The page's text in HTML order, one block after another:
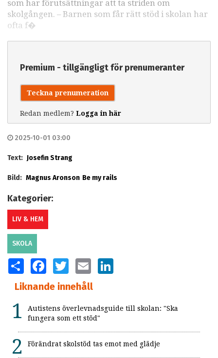
som har förutsättningar att ta striden om
skolgången. – Barnen som får rätt stöd i skolan har
ofta f�
Premium - tillgängligt för prenumeranter
Teckna prenumeration
Redan medlem? Logga in här
2025-10-01 03:00
Text: Josefin Strang
Bild: Magnus Aronson Be my rails
Kategorier:
LIV & HEM
SKOLA
SHARE FACEBOOKTWITTER EMAIL
Liknande innehåll
Autistens överlevnadsguide till skolan: "Ska
fungera som ett stöd"
Förändrat skolstöd tas emot med glädje